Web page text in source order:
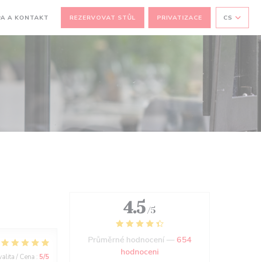
SE V NOVÉM OKNĚ))
A KONTAKT REZERVOVAT STŮL PRIVATIZACE CS
/ Cena : 5/5
4.5 /5
Průměrné hodnocení — 654
hodnoceni